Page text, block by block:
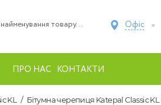
Офіс
ПРО НАС КОНТАКТИ
KL Бітумна черепиця Katepal Classic